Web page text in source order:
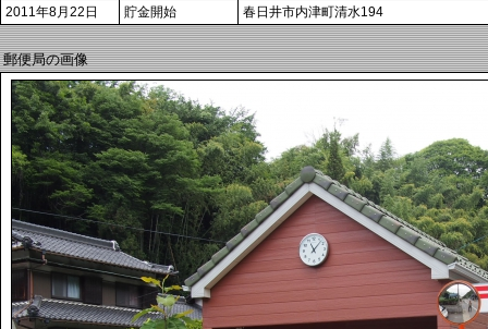
2011年8月22日 貯金開始 春日井市内津町清水194
郵便局の画像